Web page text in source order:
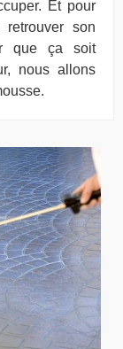
Et pour
son
que ça soit
nous allons